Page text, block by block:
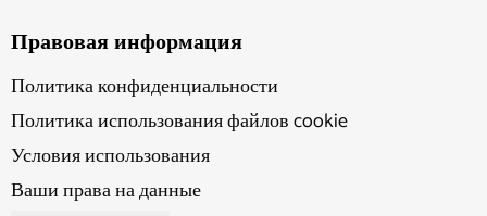
Правовая информация
Политика конфиденциальности
Политика использования файлов cookie
Условия использования
Ваши права на данные